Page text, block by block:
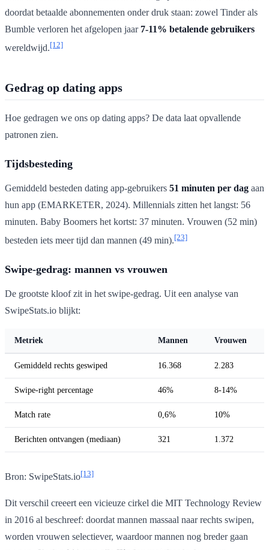
doordat betaalde abonnementen onder druk staan: zowel Tinder als
Bumble verloren het afgelopen jaar 7-11% betalende gebruikers
wereldwijd.[12]
Gedrag op dating apps
Hoe gedragen we ons op dating apps? De data laat opvallende
patronen zien.
Tijdsbesteding
Gemiddeld besteden dating app-gebruikers 51 minuten per dag aan
hun app (EMARKETER, 2024). Millennials zitten het langst: 56
minuten. Baby Boomers het kortst: 37 minuten. Vrouwen (52 min)
besteden iets meer tijd dan mannen (49 min).[23]
Swipe-gedrag: mannen vs vrouwen
De grootste kloof zit in het swipe-gedrag. Uit een analyse van
SwipeStats.io blijkt:
Metriek Mannen Vrouwen
Gemiddeld rechts geswiped 16.368 2.283
Swipe-right percentage 46% 8-14%
Match rate 0,6% 10%
Berichten ontvangen (mediaan) 321 1.372
Bron: SwipeStats.io[13]
Dit verschil creeert een vicieuze cirkel die MIT Technology Review
in 2016 al beschreef: doordat mannen massaal naar rechts swipen,
worden vrouwen selectiever, waardoor mannen nog breder gaan